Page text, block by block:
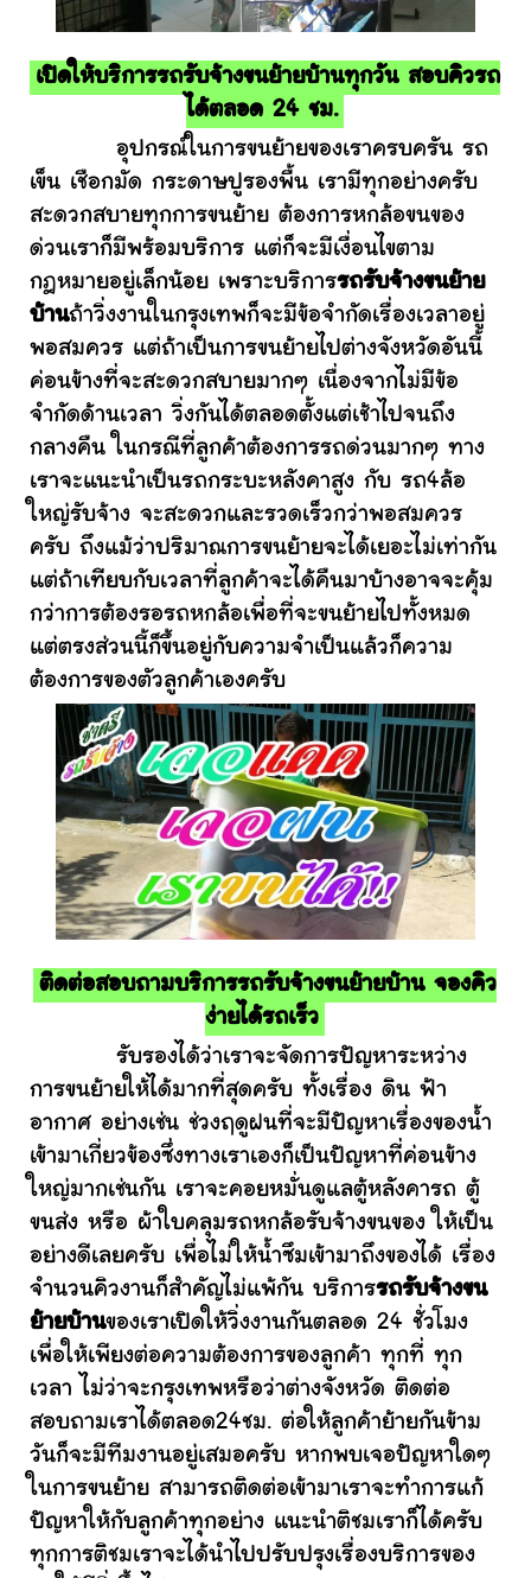
เปิดให้บริการรถรับจ้างขนย้ายบ้านทุกวัน สอบคิวรถ
ได้ตลอด 24 ชม.
อุปกรณ์ในการขนย้ายของเราครบครัน รถ
เข็น เชือกมัด กระดาษปูรองพื้น เรามีทุกอย่างครับ
สะดวกสบายทุกการขนย้าย ต้องการหกล้อขนของ
ด่วนเราก็มีพร้อมบริการ แต่ก็จะมีเงื่อนไขตาม
กฎหมายอยู่เล็กน้อย เพราะบริการรถรับจ้างขนย้าย
บ้านถ้าวิ่งงานในกรุงเทพก็จะมีข้อจำกัดเรื่องเวลาอยู่
พอสมควร แต่ถ้าเป็นการขนย้ายไปต่างจังหวัดอันนี้
ค่อนข้างที่จะสะดวกสบายมากๆ เนื่องจากไม่มีข้อ
จำกัดด้านเวลา วิ่งกันได้ตลอดตั้งแต่เช้าไปจนถึง
กลางคืน ในกรณีที่ลูกค้าต้องการรถด่วนมากๆ ทาง
เราจะแนะนำเป็นรถกระบะหลังคาสูง กับ รถ4ล้อ
ใหญ่รับจ้าง จะสะดวกและรวดเร็วกว่าพอสมควร
ครับ ถึงแม้ว่าปริมาณการขนย้ายจะได้เยอะไม่เท่ากัน
แต่ถ้าเทียบกับเวลาที่ลูกค้าจะได้คืนมาบ้างอาจจะคุ้ม
กว่าการต้องรอรถหกล้อเพื่อที่จะขนย้ายไปทั้งหมด
แต่ตรงส่วนนี้ก็ขึ้นอยู่กับความจำเป็นแล้วก็ความ
ต้องการของตัวลูกค้าเองครับ
ติดต่อสอบถามบริการรถรับจ้างขนย้ายบ้าน จองคิว
ง่ายได้รถเร็ว
รับรองได้ว่าเราจะจัดการปัญหาระหว่าง
การขนย้ายให้ได้มากที่สุดครับ ทั้งเรื่อง ดิน ฟ้า
อากาศ อย่างเช่น ช่วงฤดูฝนที่จะมีปัญหาเรื่องของน้ำ
เข้ามาเกี่ยวข้องซึ่งทางเราเองก็เป็นปัญหาที่ค่อนข้าง
ใหญ่มากเช่นกัน เราจะคอยหมั่นดูแลตู้หลังคารถ ตู้
ขนส่ง หรือ ผ้าใบคลุมรถหกล้อรับจ้างขนของ ให้เป็น
อย่างดีเลยครับ เพื่อไม่ให้น้ำซึมเข้ามาถึงของได้ เรื่อง
จำนวนคิวงานก็สำคัญไม่แพ้กัน บริการรถรับจ้างขน
ย้ายบ้านของเราเปิดให้วิ่งงานกันตลอด 24 ชั่วโมง
เพื่อให้เพียงต่อความต้องการของลูกค้า ทุกที่ ทุก
เวลา ไม่ว่าจะกรุงเทพหรือว่าต่างจังหวัด ติดต่อ
สอบถามเราได้ตลอด24ชม. ต่อให้ลูกค้าย้ายกันข้าม
วันก็จะมีทีมงานอยู่เสมอครับ หากพบเจอปัญหาใดๆ
ในการขนย้าย สามารถติดต่อเข้ามาเราจะทำการแก้
ปัญหาให้กับลูกค้าทุกอย่าง แนะนำติชมเราก็ได้ครับ
ทุกการติชมเราจะได้นำไปปรับปรุงเรื่องบริการของ